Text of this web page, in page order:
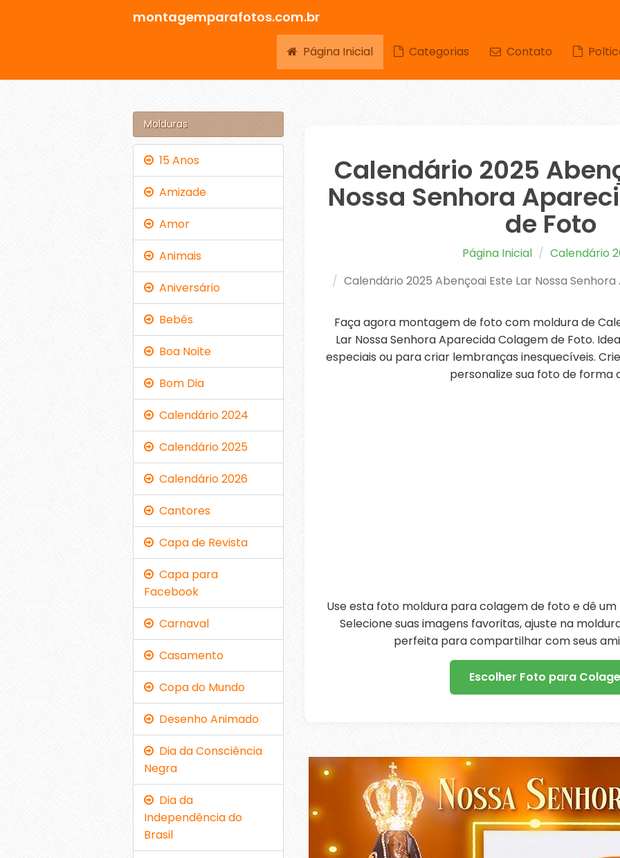
montagemparafotos.com.br
Página Inicial Categorias Contato
Calendário 2025
Nossa Senhora
de Foto
Página Inicial
Calendário
Calendário 2025 Abençoai Este Lar Nossa
Faça agora montagem de foto com moldura de
Lar Nossa Senhora Aparecida Colagem de Foto.
especiais ou para criar lembranças inesquecíveis.
personalize sua foto de forma
Use esta foto moldura para colagem de foto e dê um
Selecione suas imagens favoritas, ajuste na
perfeita para compartilhar com seus
Escolher Foto para
Molduras
15 Anos
Amizade
Amor
Animais
Aniversário
Bebês
Boa Noite
Bom Dia
Calendário 2024
Calendário 2025
Calendário 2026
Cantores
Capa de Revista
Capa para
Facebook
Carnaval
Casamento
Copa do Mundo
Desenho Animado
Dia da Consciência
Negra
Dia da
Independência do
Brasil